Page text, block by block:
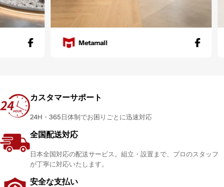
Metamall
カスタマーサポート
24H・365日体制でお困りごとに迅速対応
全国配送対応
日本全国対応の配送サービス。組立・設置まで、プロのスタッフ
が丁寧に対応いたします。
安全な支払い